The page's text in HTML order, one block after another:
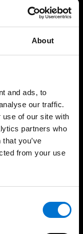
About
and ads, to
our traffic.
use of our site with
partners who
you’ve
from your use
Agréés